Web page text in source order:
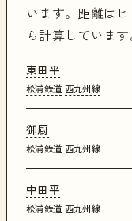
います。距離は
ら計算しています
東田平
松浦鉄道 西九州線
御厨
松浦鉄道 西九州線
中田平
松浦鉄道 西九州線